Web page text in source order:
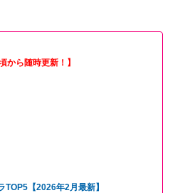
から随時更新！】
【2026年2月最新】